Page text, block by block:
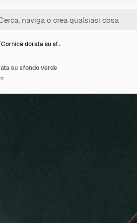
Cornice dorata su sf…
su sfondo verde